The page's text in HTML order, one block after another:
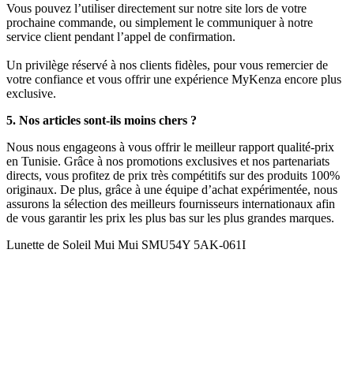
Vous pouvez l’utiliser directement sur notre site lors de votre
prochaine commande, ou simplement le communiquer à notre
service client pendant l’appel de confirmation.
Un privilège réservé à nos clients fidèles, pour vous remercier de
votre confiance et vous offrir une expérience MyKenza encore plus
exclusive.
5. Nos articles sont-ils moins chers ?
Nous nous engageons à vous offrir le meilleur rapport qualité-prix
en Tunisie. Grâce à nos promotions exclusives et nos partenariats
directs, vous profitez de prix très compétitifs sur des produits 100%
originaux. De plus, grâce à une équipe d’achat expérimentée, nous
assurons la sélection des meilleurs fournisseurs internationaux afin
de vous garantir les prix les plus bas sur les plus grandes marques.
Lunette de Soleil Mui Mui SMU54Y 5AK-061I